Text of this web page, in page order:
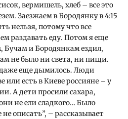
вермишель, хлеб – все это
Заезжаем в Бородянку в 4:15
нельзя, потому что все
раздавать еду. Потом я еще
Бучам и Бородянкам ездил,
не было ни света, ни пищи.
еще дымилось. Люди
или есть в Киеве россияне – у
А дети просили сахара,
не ели сладкого… Было
описать”, – рассказывает